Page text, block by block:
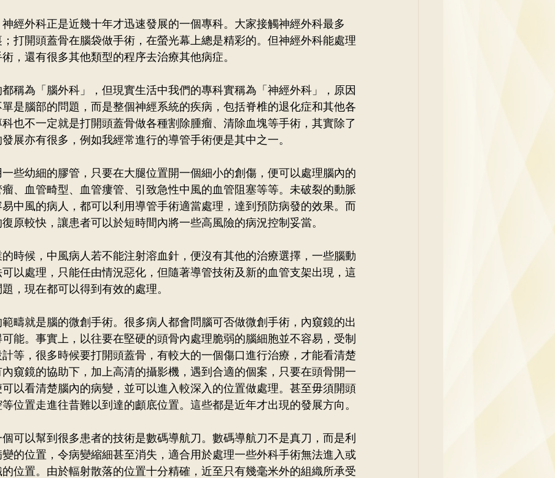
庭醫學科 袁明慧醫生 冼嘉玲醫生 普通科 吳少彬醫生
經外科正是近幾十年才迅速發展的一個專科。大家接觸神經外科最多
打開頭蓋骨在腦袋做手術，在螢光幕上總是精彩的。但神經外科能處理
，還有很多其他類型的程序去治療其他病症。
稱為「腦外科」，但現實生活中我們的專科實稱為「神經外科」，原因
是腦部的問題，而是整個神經系統的疾病，包括脊椎的退化症和其他各
也不一定就是打開頭蓋骨做各種割除腫瘤、清除血塊等手術，其實除了
展亦有很多，例如我經常進行的導管手術便是其中之一。
些幼細的膠管，只要在大腿位置開一個細小的創傷，便可以處理腦內的
、血管畸型、血管瘻管、引致急性中風的血管阻塞等等。未破裂的動脈
中風的病人，都可以利用導管手術適當處理，達到預防病發的效果。而
原較快，讓患者可以於短時間內將一些高風險的病況控制妥當。
時候，中風病人若不能注射溶血針，便沒有其他的治療選擇，一些腦動
以處理，只能任由情況惡化，但隨著導管技術及新的血管支架出現，這
，現在都可以得到有效的處理。
疇就是腦的微創手術。很多病人都會問腦可否做微創手術，內窺鏡的出
能。事實上，以往要在堅硬的頭骨內處理脆弱的腦細胞並不容易，受制
等，很多時候要打開頭蓋骨，有較大的一個傷口進行治療，才能看清楚
窺鏡的協助下，加上高清的攝影機，遇到合適的個案，只要在頭骨開一
以看清楚腦內的病變，並可以進入較深入的位置做處理。甚至毋須開頭
位置走進往昔難以到達的顱底位置。這些都是近年才出現的發展方向。
可以幫到很多患者的技術是數碼導航刀。數碼導航刀不是真刀，而是利
的位置，令病變縮細甚至消失，適合用於處理一些外科手術無法進入或
位置。由於輻射散落的位置十分精確，近至只有幾毫米外的組織所承受